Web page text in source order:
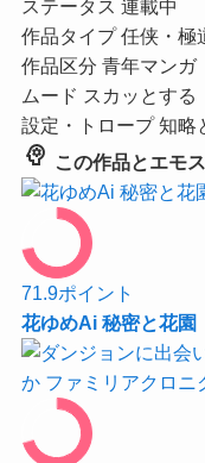
ステータス 連載中
作品タイプ 任侠・極
作品区分 青年マンガ
ムード スカッとする
設定・トロープ 知略
psychology この作品とエモ
71.9ポイント
花ゆめAi 秘密と花園